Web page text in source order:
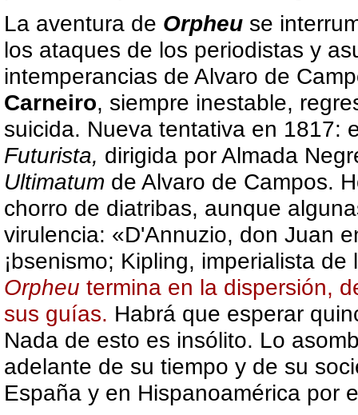
La aventura de Orpheu se
los ataques de los periodistas y
intemperancias de Alvaro de
Carneiro, siempre inestable,
suicida. Nueva tentativa en 1817:
Futurista, dirigida por Almada
Ultimatum de Alvaro de Campos.
chorro de diatribas, aunque
virulencia: «D'Annuzio, don Juan
¡bsenismo; Kipling, imperialista
Orpheu termina en la dispersión,
sus guías. Habrá que esperar
Nada de esto es insólito. Lo
adelante de su tiempo y de su
España y en Hispanoamérica por